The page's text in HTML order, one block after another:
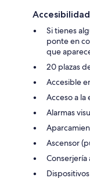
Accesibilidad
Si tienes
ponte en
que
20 plazas
Accesible
Acceso a
Alarmas
Ascensor
Conserjería